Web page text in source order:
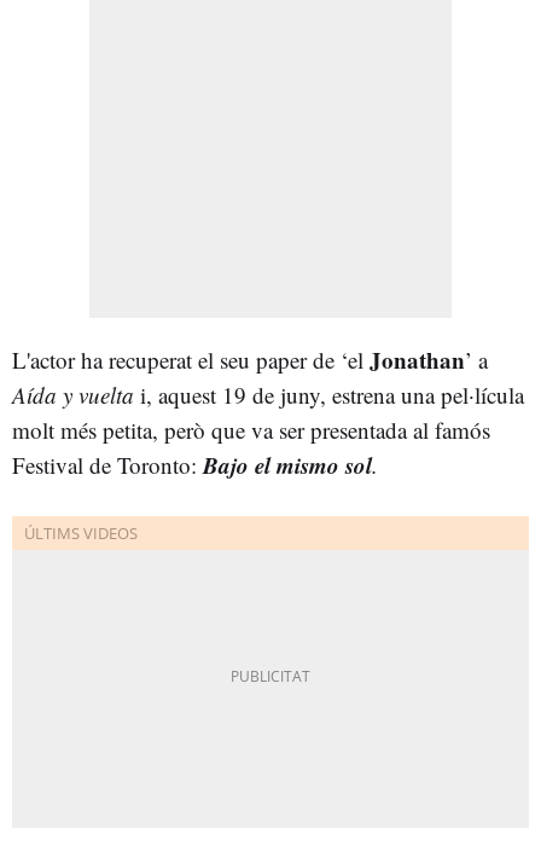
L'actor ha recuperat el seu paper de ‘el Jonathan’ a
Aída y vuelta i, aquest 19 de juny, estrena una pel·lícula
molt més petita, però que va ser presentada al famós
Festival de Toronto: Bajo el mismosol.